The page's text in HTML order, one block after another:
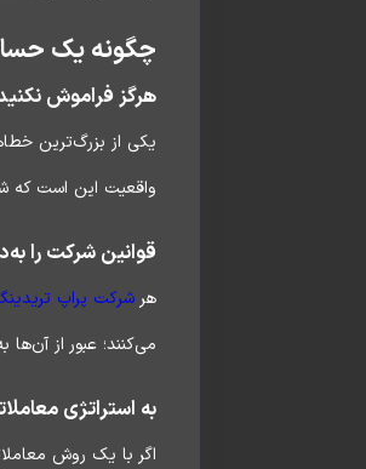
چگونه یک
هرگز فراموش
یکی از بزرگ‌ترین
واقعیت این است که
قوانین شرکت را
هر شرکت پراپ
می‌کنند؛ عبور از
به استراتژی
اگر با یک روش